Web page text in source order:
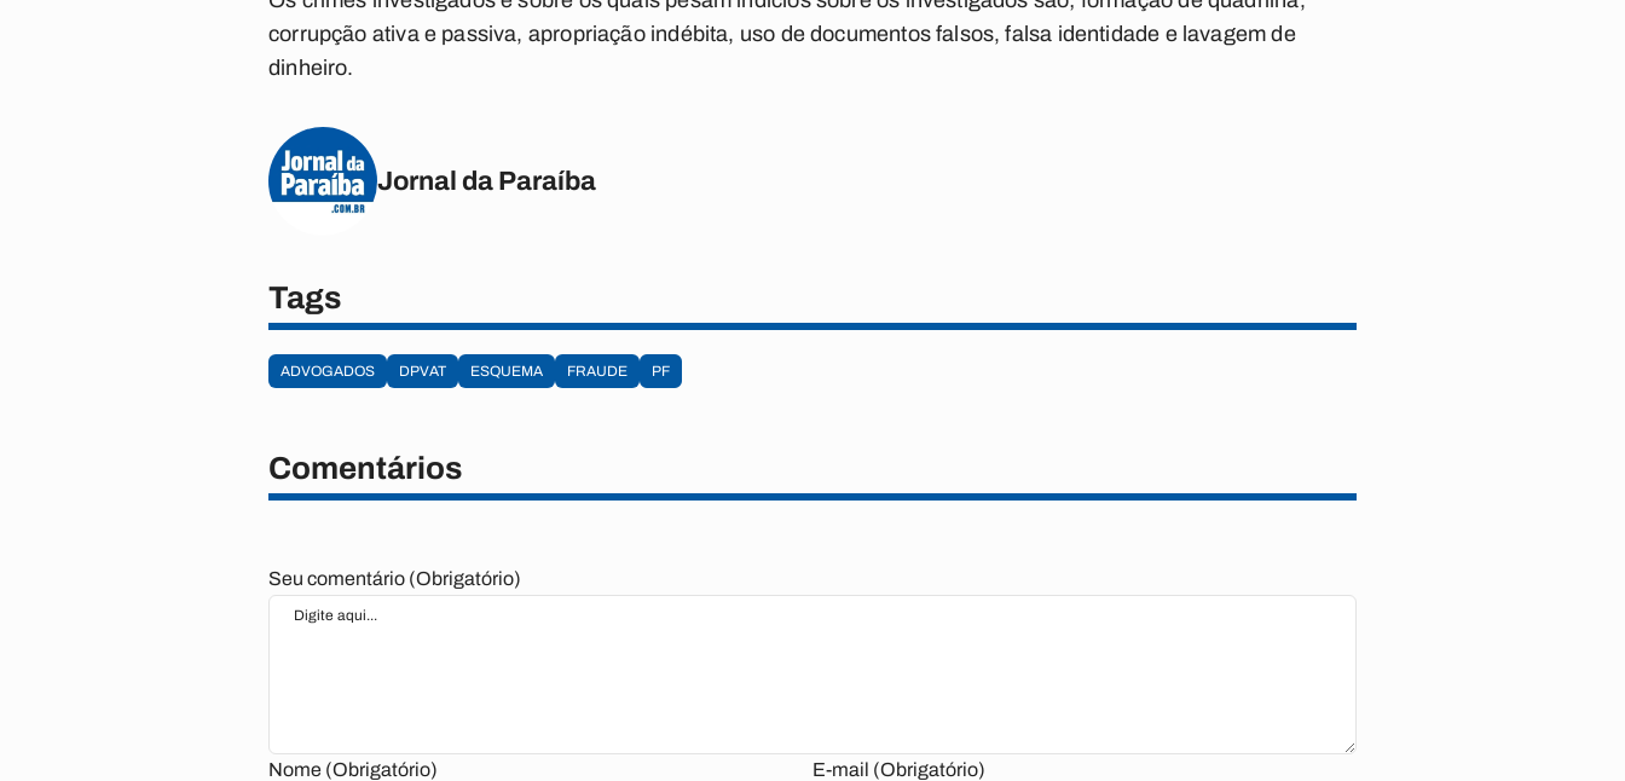
corrupção ativa e passiva, apropriação indébita, uso de documentos falsos, falsa identidade e lavagem de
dinheiro.
Jornal da Paraíba
Tags
ADVOGADOS DPVAT ESQUEMA FRAUDE PF
Comentários
Seu comentário (Obrigatório)
Nome (Obrigatório) E-mail (Obrigatório)